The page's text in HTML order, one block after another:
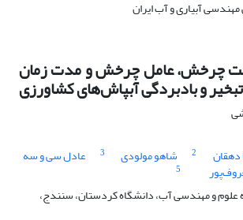
چرخش، عامل چرخش و مدت زمان
تبخیر و بادبردگی آبپاش‌های کشاورزی
دهقان 2 شاهو مولودی 3 عادل سی و سه
5
و مهندسی آب، دانشگاه کردستان، سنندج،